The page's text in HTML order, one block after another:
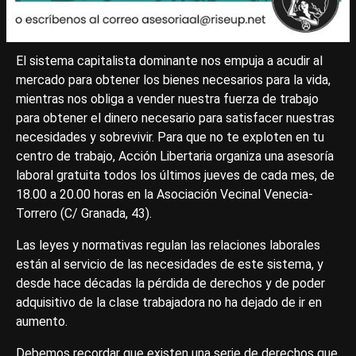
El sistema capitalista dominante nos empuja a acudir al
mercado para obtener los bienes necesarios para la vida,
mientras nos obliga a vender nuestra fuerza de trabajo
para obtener el dinero necesario para satisfacer nuestras
necesidades y sobrevivir. Para que no te exploten en tu
centro de trabajo, Acción Libertaria organiza una asesoría
laboral gratuita todos los últimos jueves de cada mes, de
18.00 a 20.00 horas en la Asociación Vecinal Venecia-
Torrero (C/ Granada, 43).
Las leyes y normativas regulan las relaciones laborales
están al servicio de las necesidades de este sistema, y
desde hace décadas la pérdida de derechos y de poder
adquisitivo de la clase trabajadora no ha dejado de ir en
aumento.